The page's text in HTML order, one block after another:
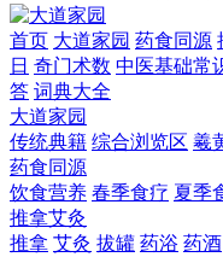
首页 大道家园 药食同源
日 奇门术数 中医基础常
答 词典大全
大道家园
传统典籍 综合浏览区 羲
药食同源
饮食营养 春季食疗 夏季
推拿艾灸
推拿 艾灸 拔罐 药浴 药酒